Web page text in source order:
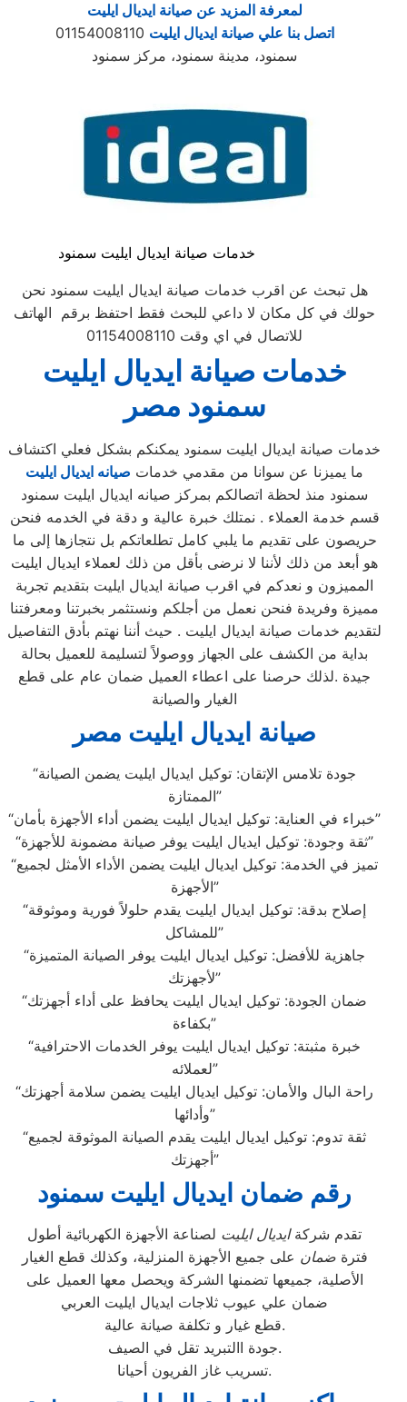
لمعرفة المزيد عن صيانة ايديال ايليت
اتصل بنا علي صيانة ايديال ايليت
سمنود، مدينة سمنود، مركز سمنود
خدمات صيانة ايديال ايليت سمنود
هل تبحث عن اقرب خدمات صيانة ايديال ايليت سمنود نحن
حولك في كل مكان لا داعي للبحث فقط احتفظ برقم الهاتف
للاتصال في اي وقت 01154008110
خدمات صيانة ايديال ايليت
سمنود مصر
خدمات صيانة ايديال ايليت سمنود يمكنكم بشكل فعلي اكتشاف
ما يميزنا عن سوانا من مقدمي خدمات صيانه ايديال ايليت
سمنود منذ لحظة اتصالكم بمركز صيانه ايديال ايليت سمنود
قسم خدمة العملاء . نمتلك خبرة عالية و دقة في الخدمه فنحن
حريصون على تقديم ما يلبي كامل تطلعاتكم بل نتجازها إلى ما
هو أبعد من ذلك لأننا لا نرضى بأقل من ذلك لعملاء ايديال ايليت
المميزون و نعدكم في اقرب صيانة ايديال ايليت بتقديم تجربة
مميزة وفريدة فنحن نعمل من أجلكم ونستثمر بخبرتنا ومعرفتنا
لتقديم خدمات صيانة ايديال ايليت . حيث أننا نهتم بأدق التفاصيل
بداية من الكشف على الجهاز ووصولاً لتسليمة للعميل بحالة
جيدة .لذلك حرصنا على اعطاء العميل ضمان عام على قطع
الغيار والصيانة
صيانة ايديال ايليت مصر
“جودة تلامس الإتقان: توكيل ايديال ايليت يضمن الصيانة
الممتازة”
“خبراء في العناية: توكيل ايديال ايليت يضمن أداء الأجهزة بأمان”
“ثقة وجودة: توكيل ايديال ايليت يوفر صيانة مضمونة للأجهزة”
“تميز في الخدمة: توكيل ايديال ايليت يضمن الأداء الأمثل لجميع
الأجهزة”
“إصلاح بدقة: توكيل ايديال ايليت يقدم حلولاً فورية وموثوقة
للمشاكل”
“جاهزية للأفضل: توكيل ايديال ايليت يوفر الصيانة المتميزة
لأجهزتك”
“ضمان الجودة: توكيل ايديال ايليت يحافظ على أداء أجهزتك
بكفاءة”
“خبرة مثبتة: توكيل ايديال ايليت يوفر الخدمات الاحترافية
لعملائه”
“راحة البال والأمان: توكيل ايديال ايليت يضمن سلامة أجهزتك
وأدائها”
“ثقة تدوم: توكيل ايديال ايليت يقدم الصيانة الموثوقة لجميع
أجهزتك”
رقم ضمان ايديال ايليت سمنود
تقدم شركةايديال ايليت لصناعة الأجهزة الكهربائية أطول
فترةضمان على جميع الأجهزة المنزلية، وكذلك قطع الغيار
الأصلية، جميعها تضمنها الشركة ويحصل معها العميل على
ضمان علي عيوب ثلاجات ايديال ايليت العربي
قطع غيار و تكلفة صيانة عالية.
جودة االتبريد تقل في الصيف.
تسريب غاز الفريون أحيانا.